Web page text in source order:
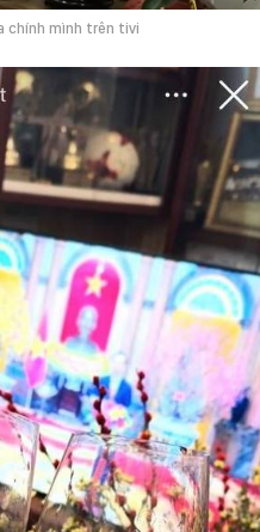
chính mình trên tivi